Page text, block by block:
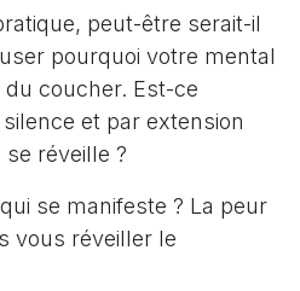
peut-être serait-il
pourquoi votre mental
coucher. Est-ce
et par extension
réveille ?
se manifeste ? La peur
vous réveiller le